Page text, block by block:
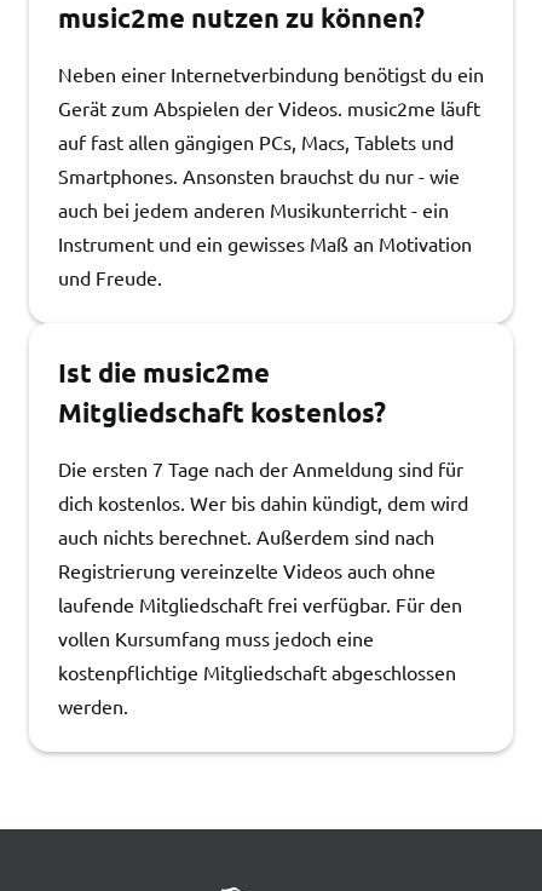
music2me nutzen zu können?
Neben einer Internetverbindung benötigst du ein
Gerät zum Abspielen der Videos. music2me läuft
auf fast allen gängigen PCs, Macs, Tablets und
Smartphones. Ansonsten brauchst du nur - wie
auch bei jedem anderen Musikunterricht - ein
Instrument und ein gewisses Maß an Motivation
und Freude.
Ist die music2me
Mitgliedschaft kostenlos?
Die ersten 7 Tage nach der Anmeldung sind für
dich kostenlos. Wer bis dahin kündigt, dem wird
auch nichts berechnet. Außerdem sind nach
Registrierung vereinzelte Videos auch ohne
laufende Mitgliedschaft frei verfügbar. Für den
vollen Kursumfang muss jedoch eine
kostenpflichtige Mitgliedschaft abgeschlossen
werden.